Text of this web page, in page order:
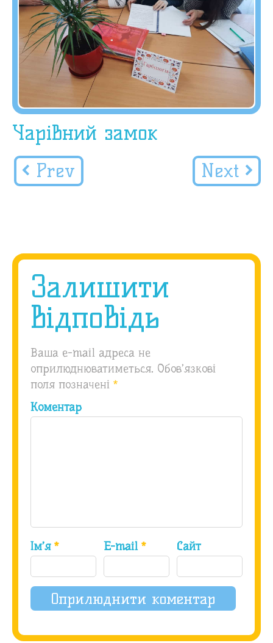
Чарівний замок
Prev Next
Залишити
відповідь
Ваша e-mail адреса не
оприлюднюватиметься. Обов’язкові
поля позначені *
Коментар
Ім’я * E-mail* Сайт